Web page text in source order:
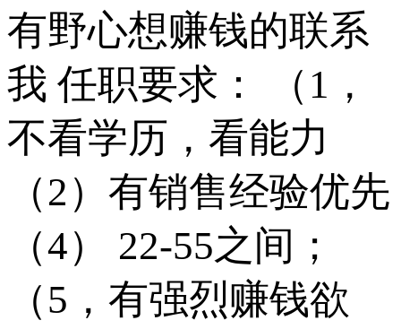
有野心想赚钱的联系
我 任职要求： （1，
不看学历，看能力
（2）有销售经验优先
（4） 22-55之间；
（5，有强烈赚钱欲